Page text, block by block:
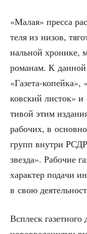
«Малая» прес­са
те­ля из низов,
наль­ной хро­ни­ке,
рома­нам. К дан­ной
«Газе­та-
ков­ский листок»
ти­вой этим
рабо­чих, в
групп внут­ри
звез­да». Рабо­чие
харак­тер пода­чи
в свою
Всплеск газет­но­го